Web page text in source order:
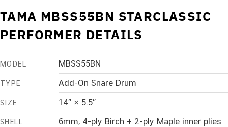
TAMA MBSS55BN STARCLASSIC
PERFORMER DETAILS
MODEL MBSS55BN
TYPE Add-On Snare Drum
SIZE 14″ × 5.5″
SHELL 6mm, 4-ply Birch + 2-ply Maple inner plies